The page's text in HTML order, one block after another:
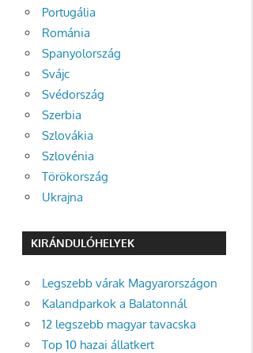
Portugália
Románia
Spanyolország
Svájc
Svédország
Szerbia
Szlovákia
Szlovénia
Törökország
Ukrajna
KIRÁNDULÓHELYEK
Legszebb várak Magyarországon
Kalandparkok a Balatonnál
12 legszebb magyar tavacska
Top 10 hazai állatkert